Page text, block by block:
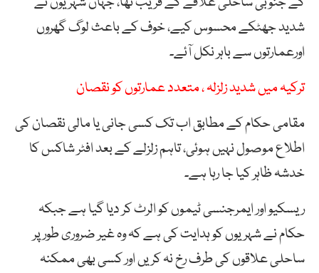
شدید جھٹکے محسوس کیے، خوف کے باعث لوگ گھروں
اورعمارتوں سے باہر نکل آئے۔
ترکیہ میں شدید زلزلہ ، متعدد عمارتوں کو نقصان
مقامی حکام کے مطابق اب تک کسی جانی یا مالی نقصان کی
اطلاع موصول نہیں ہوئی، تاہم زلزلے کے بعد افٹر شاکس کا
خدشہ ظاہر کیا جا رہا ہے۔
ریسکیو اور ایمرجنسی ٹیموں کو الرٹ کر دیا گیا ہے جبکہ
حکام نے شہریوں کو ہدایت کی ہے کہ وہ غیر ضروری طور پر
ساحلی علاقوں کی طرف رخ نہ کریں اور کسی بھی ممکنہ